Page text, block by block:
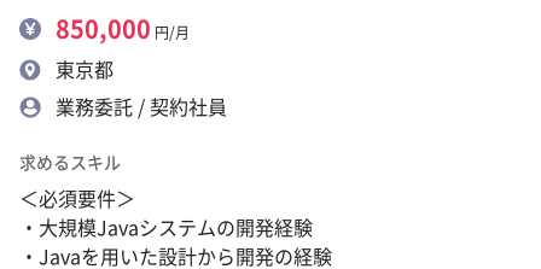
850,000 円/月
東京都
業務委託 / 契約社員
求めるスキル
＜必須要件＞
・大規模Javaシステムの開発経験
・Javaを用いた設計から開発の経験